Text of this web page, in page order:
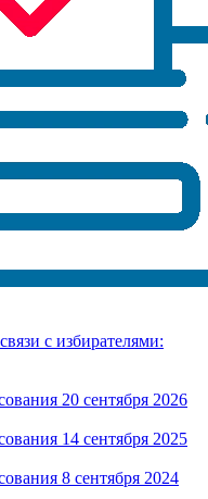
с избирателями:
20 сентября 2026
14 сентября 2025
8 сентября 2024